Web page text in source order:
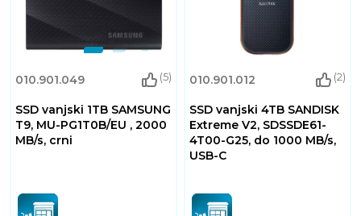
010.901.049 (5)
SSD vanjski 1TB SAMSUNG
T9, MU-PG1T0B/EU , 2000
MB/s, crni
010.901.012 (2)
SSD vanjski 4TB SANDISK
Extreme V2, SDSSDE61-
4T00-G25, do 1000 MB/s,
USB-C